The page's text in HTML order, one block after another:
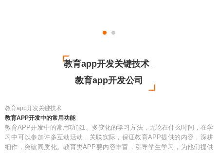
教育app开发关键技术_
教育app开发公司
教育app开发关键技术
教育APP开发中的常用功能
教育APP开发中的常用功能1、多变化的学习方法，无论在什么时间，在学
习中可以参加许多互动活动，关联实际，保证教育APP提供的内容，深耕
细作，突破同质化。教育类APP要内容丰富，引导学生学习，为他们提供